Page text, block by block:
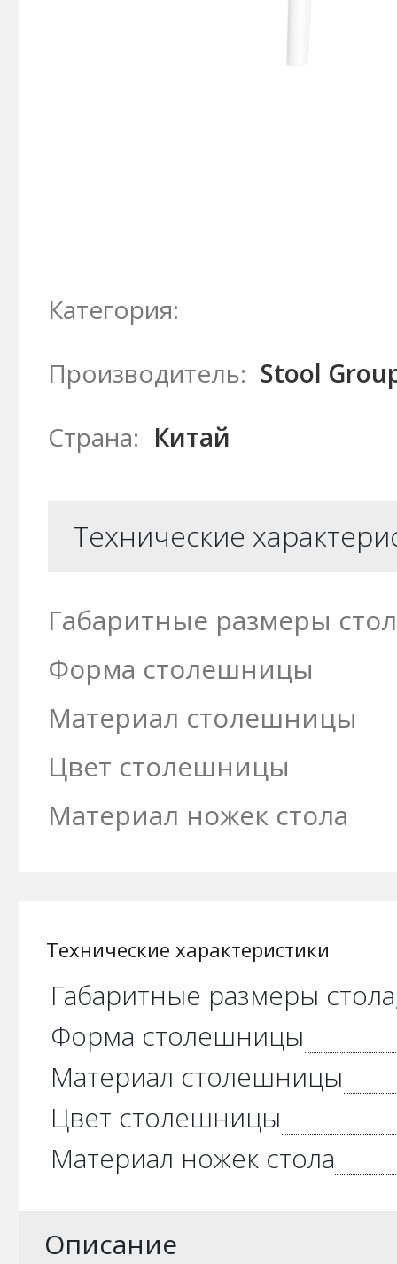
Категория:
Производитель: Stool
Страна: Китай
Технические
Габаритные размеры
Форма столешницы
Материал столешницы
Цвет столешницы
Материал ножек стола
Технические характеристики
Габаритные размеры
Форма столешницы
Материал столешницы
Цвет столешницы
Материал ножек стола
Описание